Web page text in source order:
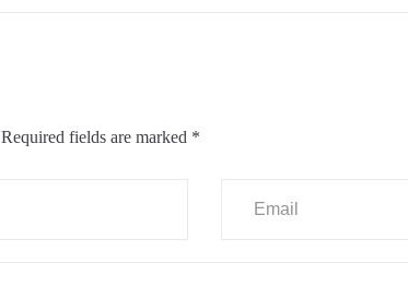
Required fields are marked *